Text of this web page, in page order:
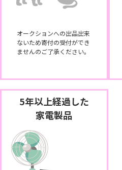
オークションへの出品出来
ないため寄付の受付ができ
ませんのご了承ください。
5年以上経過した
家電製品